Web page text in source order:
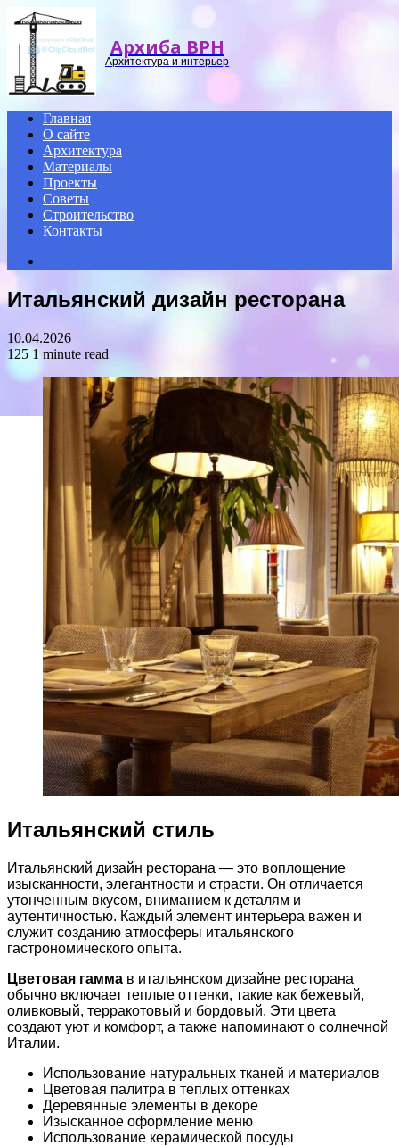
Архиба ВРН
Архитектура и интерьер
Главная
О сайте
Архитектура
Материалы
Проекты
Советы
Строительство
Контакты
Итальянский дизайн ресторана
10.04.2026
125 1 minute read
Итальянский стиль
Итальянский дизайн ресторана — это воплощение
изысканности, элегантности и страсти. Он отличается
утонченным вкусом, вниманием к деталям и
аутентичностью. Каждый элемент интерьера важен и
служит созданию атмосферы итальянского
гастрономического опыта.
Цветовая гамма в итальянском дизайне ресторана
обычно включает теплые оттенки, такие как бежевый,
оливковый, терракотовый и бордовый. Эти цвета
создают уют и комфорт, а также напоминают о солнечной
Италии.
Использование натуральных тканей и материалов
Цветовая палитра в теплых оттенках
Деревянные элементы в декоре
Изысканное оформление меню
Использование керамической посуды